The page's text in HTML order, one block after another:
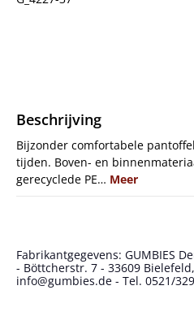
Beschrijving
Bijzonder comfortabele
tijden. Boven- en
gerecyclede PE… Meer
Fabrikantgegevens: GUMBIES
- Böttcherstr. 7 - 33609
info@gumbies.de - Tel. 0521/